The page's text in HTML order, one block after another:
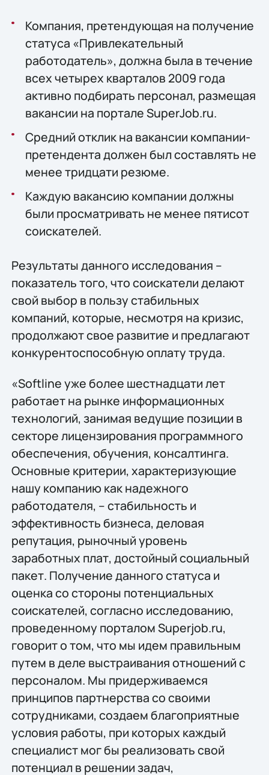
Компания, претендующая на получение
статуса «Привлекательный
работодатель», должна была в течение
всех четырех кварталов 2009 года
активно подбирать персонал, размещая
вакансии на портале SuperJob.ru.
Средний отклик на вакансии компании-
претендента должен был составлять не
менее тридцати резюме.
Каждую вакансию компании должны
были просматривать не менее пятисот
соискателей.
Результаты данного исследования –
показатель того, что соискатели делают
свой выбор в пользу стабильных
компаний, которые, несмотря на кризис,
продолжают свое развитие и предлагают
конкурентоспособную оплату труда.
«Softline уже более шестнадцати лет
работает на рынке информационных
технологий, занимая ведущие позиции в
секторе лицензирования программного
обеспечения, обучения, консалтинга.
Основные критерии, характеризующие
нашу компанию как надежного
работодателя, – стабильность и
эффективность бизнеса, деловая
репутация, рыночный уровень
заработных плат, достойный социальный
пакет. Получение данного статуса и
оценка со стороны потенциальных
соискателей, согласно исследованию,
проведенному порталом Superjob.ru,
говорит о том, что мы идем правильным
путем в деле выстраивания отношений с
персоналом. Мы придерживаемся
принципов партнерства со своими
сотрудниками, создаем благоприятные
условия работы, при которых каждый
специалист мог бы реализовать свой
потенциал в решении задач,